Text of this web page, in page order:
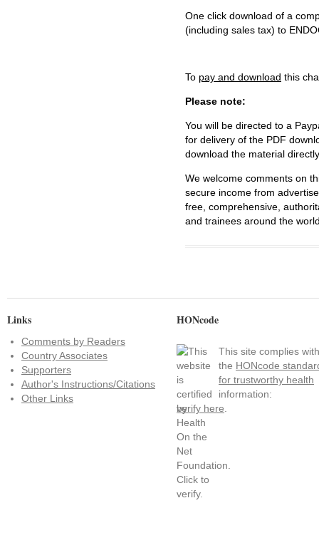
One click download of a
(including sales tax) to
To pay and download this
Please note:
You will be directed to a
for delivery of the PDF
download the material
We welcome comments on
secure income from
free, comprehensive,
and trainees around the
Links
Comments by Readers
Country Associates
Supporters
Author's Instructions/Citations
Other Links
HONcode
This site complies with
the HONcode
for trustworthy health
information:
verify here